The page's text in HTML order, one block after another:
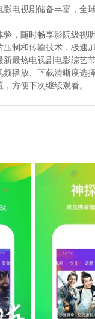
电视剧储备丰富，全
，随时畅享影院级视
制和传输技术，极速
最热电视剧电影综艺
播放、下载清晰度选
方便下次继续观看。